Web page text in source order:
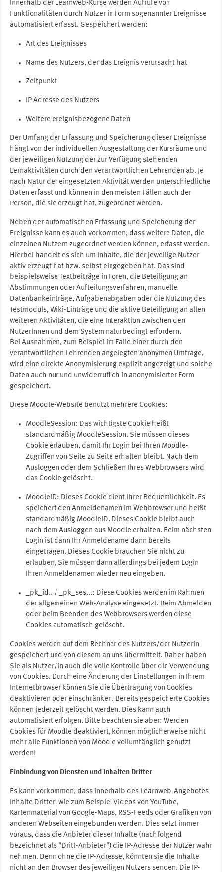
Innerhalb der Learnweb-Kurse werden Aufrufe von
Funktionalitäten durch Nutzer in Form sogenannter Ereignisse
automatisiert erfasst. Gespeichert werden:
Art des Ereignisses
Name des Nutzers, der das Ereignis verursacht hat
Zeitpunkt
IP Adresse des Nutzers
Weitere ereignisbezogene Daten
Der Umfang der Erfassung und Speicherung dieser Ereignisse
hängt von der individuellen Ausgestaltung der Kursräume und
der jeweiligen Nutzung der zur Verfügung stehenden
Lernaktivitäten durch den verantwortlichen Lehrenden ab. Je
nach Natur der eingesetzten Aktivität werden unterschiedliche
Daten erfasst und können in den meisten Fällen auch der
Person, die sie erzeugt hat, zugeordnet werden.
Neben der automatischen Erfassung und Speicherung der
Ereignisse kann es auch vorkommen, dass weitere Daten, die
einzelnen Nutzern zugeordnet werden können, erfasst werden.
Hierbei handelt es sich um Inhalte, die der jeweilige Nutzer
aktiv erzeugt hat bzw. selbst eingegeben hat. Das sind
beispielsweise Textbeiträge in Foren, die Beteiligung an
Abstimmungen oder Aufteilungsverfahren, manuelle
Datenbankeinträge, Aufgabenabgaben oder die Nutzung des
Testmoduls, Wiki-Einträge und die aktive Beteiligung an allen
weiteren Aktivitäten, die eine Interaktion zwischen den
NutzerInnen und dem System naturbedingt erfordern.
Bei Ausnahmen, zum Beispiel im Falle einer durch den
verantwortlichen Lehrenden angelegten anonymen Umfrage,
wird eine direkte Anonymisierung explizit angezeigt und solche
Daten auch nur und unwiderruflich in anonymisierter Form
gespeichert.
Diese Moodle-Website benutzt mehrere Cookies:
MoodleSession: Das wichtigste Cookie heißt
standardmäßig MoodleSession. Sie müssen dieses
Cookie erlauben, damit Ihr Login bei Ihren Moodle-
Zugriffen von Seite zu Seite erhalten bleibt. Nach dem
Ausloggen oder dem Schließen Ihres Webbrowsers wird
das Cookie gelöscht.
MoodleID: Dieses Cookie dient Ihrer Bequemlichkeit. Es
speichert den Anmeldenamen im Webbrowser und heißt
standardmäßig MoodleID. Dieses Cookie bleibt auch
nach dem Ausloggen aus Moodle erhalten. Beim nächsten
Login ist dann Ihr Anmeldename dann bereits
eingetragen. Dieses Cookie brauchen Sie nicht zu
erlauben, Sie müssen dann allerdings bei jedem Login
Ihren Anmeldenamen wieder neu eingeben.
_pk_id.. / _pk_ses...: Diese Cookies werden im Rahmen
der allgemeinen Web-Analyse eingesetzt. Beim Abmelden
oder beim Beenden des Webbrowsers werden diese
Cookies automatisch gelöscht.
Cookies werden auf dem Rechner des Nutzers/der Nutzerin
gespeichert und von diesem an uns übermittelt. Daher haben
Sie als Nutzer/in auch die volle Kontrolle über die Verwendung
von Cookies. Durch eine Änderung der Einstellungen in Ihrem
Internetbrowser können Sie die Übertragung von Cookies
deaktivieren oder einschränken. Bereits gespeicherte Cookies
können jederzeit gelöscht werden. Dies kann auch
automatisiert erfolgen. Bitte beachten sie aber: Werden
Cookies für Moodle deaktiviert, können möglicherweise nicht
mehr alle Funktionen von Moodle vollumfänglich genutzt
werden!
Einbindung von Diensten und Inhalten Dritter
Es kann vorkommen, dass innerhalb des Learnweb-Angebotes
Inhalte Dritter, wie zum Beispiel Videos von YouTube,
Kartenmaterial von Google-Maps, RSS-Feeds oder Grafiken von
anderen Webseiten eingebunden werden. Dies setzt immer
voraus, dass die Anbieter dieser Inhalte (nachfolgend
bezeichnet als "Dritt-Anbieter") die IP-Adresse der Nutzer wahr
nehmen. Denn ohne die IP-Adresse, könnten sie die Inhalte
nicht an den Browser des jeweiligen Nutzers senden. Die IP-